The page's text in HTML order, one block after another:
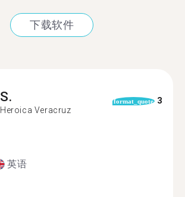
下载软件
S.
Heroica Veracruz
format_quote 3
英语